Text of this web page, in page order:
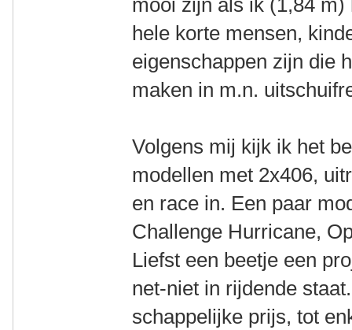
mooi zijn als ik (1,84
hele korte mensen,
eigenschappen zijn die
maken in m.n.
Volgens mij kijk ik het
modellen met 2x406,
en race in. Een paar
Challenge Hurricane,
Liefst een beetje een
net-niet in rijdende
schappelijke prijs, tot